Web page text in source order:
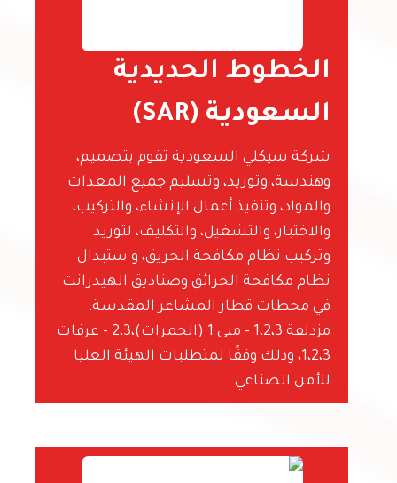
الخطوط الحديدية
السعودية (SAR)
شركة سيكلي السعودية تقوم بتصميم،
وهندسة، وتوريد، وتسليم جميع المعدات
والمواد، وتنفيذ أعمال الإنشاء، والتركيب،
والاختبار، والتشغيل، والتكليف، لتوريد
وتركيب نظام مكافحة الحريق، و ستبدال
نظام مكافحة الحرائق وصناديق الهيدرانت
في محطات قطار المشاعر المقدسة:
مزدلفة 1،2،3 - منى 1 (الجمرات)،2،3 - عرفات
1،2،3، وذلك وفقًا لمتطلبات الهيئة العليا
للأمن الصناعي.